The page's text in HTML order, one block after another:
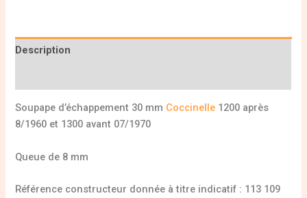
Description
Soupape d’échappement 30 mm Coccinelle 1200 après
8/1960 et 1300 avant 07/1970
Queue de 8 mm
Référence constructeur donnée à titre indicatif : 113 109